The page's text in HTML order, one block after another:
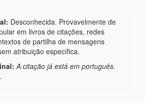
Desconhecida. Provavelmente de
em livros de citações, redes
de partilha de mensagens
atribuição específica.
A citação já está em português.